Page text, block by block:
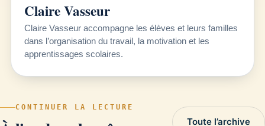
Claire Vasseur
Claire Vasseur accompagne les élèves et leurs familles
dans l’organisation du travail, la motivation et les
apprentissages scolaires.
CONTINUER LA LECTURE
Toute l’archive